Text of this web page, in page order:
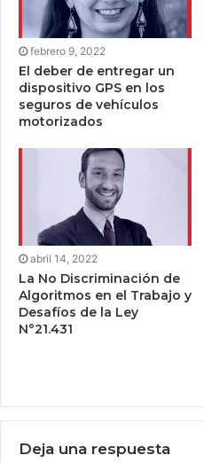
febrero 9, 2022
El deber de entregar un
dispositivo GPS en los
seguros de vehículos
motorizados
abril 14, 2022
La No Discriminación de
Algoritmos en el Trabajo y
Desafíos de la Ley
N°21.431
Deja una respuesta